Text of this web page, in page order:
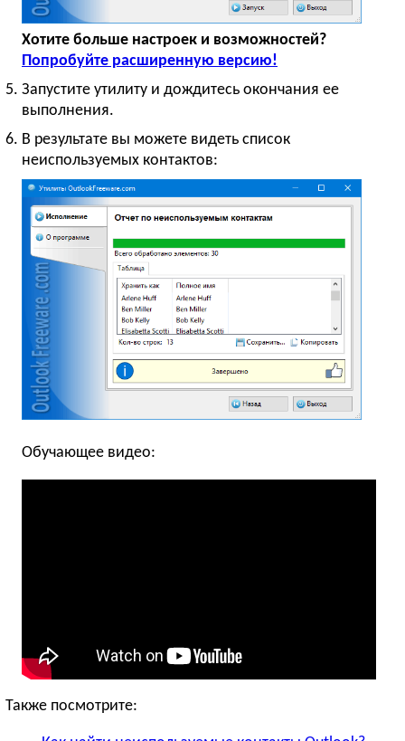
Хотите больше настроек и возможностей?
Попробуйте расширенную версию!
Запустите утилиту и дождитесь окончания ее
выполнения.
В результате вы можете видеть список
неиспользуемых контактов:
Обучающее видео:
Также посмотрите: